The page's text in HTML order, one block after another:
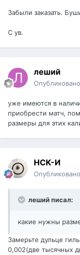
Забыли заказать.
С ув.
леший
уже имеются в
приобрести матч,
размеры для этих
НСК-И
леший писал:
какие нужны
Замерьте дульце
0,002(две тысячных